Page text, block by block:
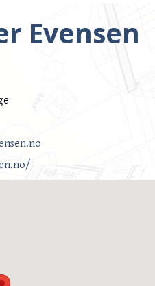
Evensen